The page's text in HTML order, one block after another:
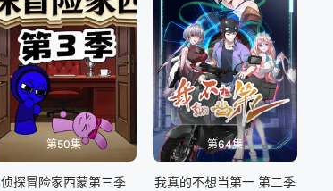
第50集
侦探冒险家西蒙第三季
第64集
我真的不想当第一 第二季